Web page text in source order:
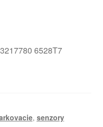
6528T7
, senzory